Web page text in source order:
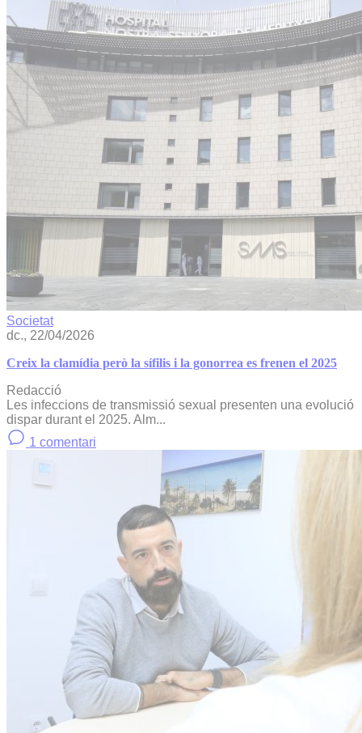
Societat
dc., 22/04/2026
Creix la clamídia però la sífilis i la gonorrea es frenen el 2025
Redacció
Les infeccions de transmissió sexual presenten una evolució
dispar durant el 2025. Alm...
1 comentari